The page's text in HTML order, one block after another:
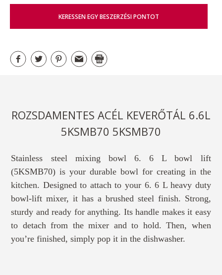
KERESSEN EGY BESZERZÉSI PONTOT
ROZSDAMENTES ACÉL KEVERŐTÁL 6.6L
5KSMB70 5KSMB70
Stainless steel mixing bowl 6. 6 L bowl lift
(5KSMB70) is your durable bowl for creating in the
kitchen. Designed to attach to your 6. 6 L heavy duty
bowl-lift mixer, it has a brushed steel finish. Strong,
sturdy and ready for anything. Its handle makes it easy
to detach from the mixer and to hold. Then, when
you’re finished, simply pop it in the dishwasher.